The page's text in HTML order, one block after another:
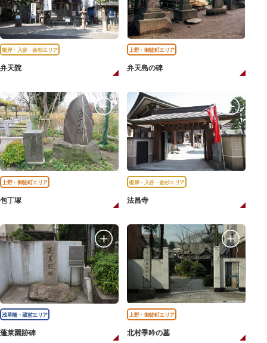
根岸・入谷・金杉エリア
弁天院
上野・御徒町エリア
弁天島の碑
上野・御徒町エリア
包丁塚
根岸・入谷・金杉エリア
法昌寺
浅草橋・蔵前エリア
蓬莱園跡碑
上野・御徒町エリア
北村季吟の墓